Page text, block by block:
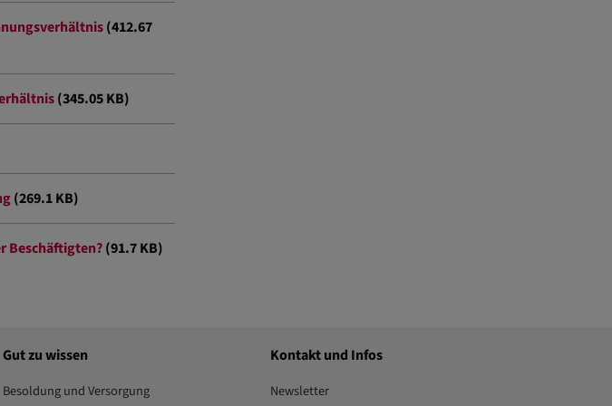
(412.67
(345.05 KB)
(269.1 KB)
Beschäftigten?(91.7 KB)
Gut zu wissen
Besoldung und Versorgung
Kontakt und Infos
Newsletter